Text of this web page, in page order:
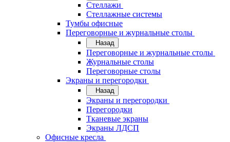
Стеллажи
Стеллажные системы
Тумбы офисные
Переговорные и журнальные столы
Назад
Переговорные и журнальные столы
Журнальные столы
Переговорные столы
Экраны и перегородки
Назад
Экраны и перегородки
Перегородки
Тканевые экраны
Экраны ЛДСП
Офисные кресла